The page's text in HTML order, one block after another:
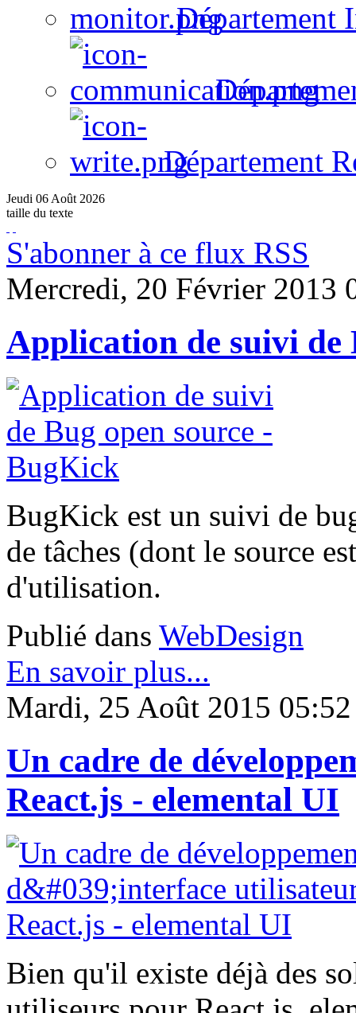
Département
Département
Jeudi 06 Août 2026
taille du texte
S'abonner à ce flux RSS
Mercredi, 20 Février 2013
Application de suivi de
BugKick est un suivi de
de tâches (dont le source
d'utilisation.
Publié dans WebDesign
En savoir plus...
Mardi, 25 Août 2015 05:52
Un cadre de
React.js - elemental UI
Bien qu'il existe déjà des